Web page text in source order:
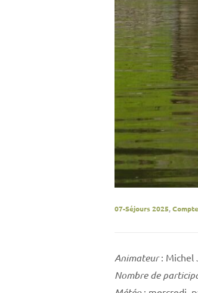
07-Séjours 2025,
Animateur: Michel
Nombre de